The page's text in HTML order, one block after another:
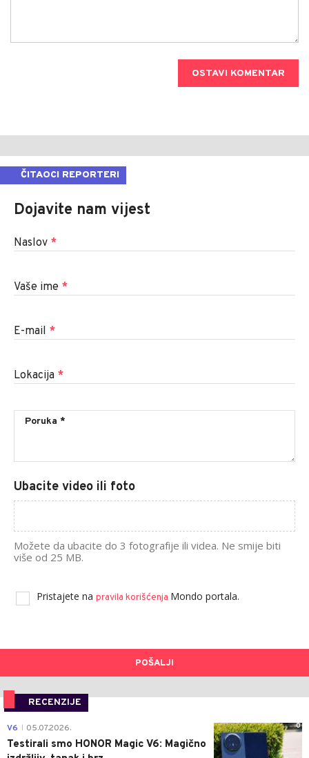
OSTAVI KOMENTAR
ČITAOCI REPORTERI
Dojavite nam vijest
Naslov *
Vaše ime *
E-mail *
Lokacija *
Ubacite video ili foto
Možete da ubacite do 3 fotografije ili videa. Ne smije biti
više od 25 MB.
Pristajete na pravila korišćenja Mondo portala.
POŠALJI
RECENZIJE
0
V6 05.07.2026.
Testirali smo HONOR Magic V6: Magično